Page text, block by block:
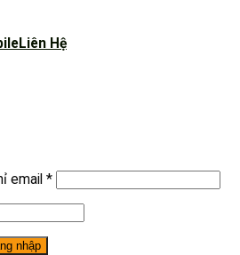
Liên Hệ
email *
nhập